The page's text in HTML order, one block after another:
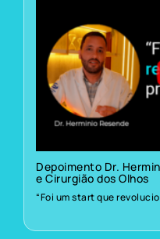
Depoimento Dr.
e Cirurgião dos Olhos
“Foi um start que